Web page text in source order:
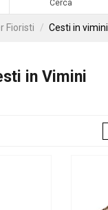
Cerca
Fioristi Cesti in vimini
in Vimini